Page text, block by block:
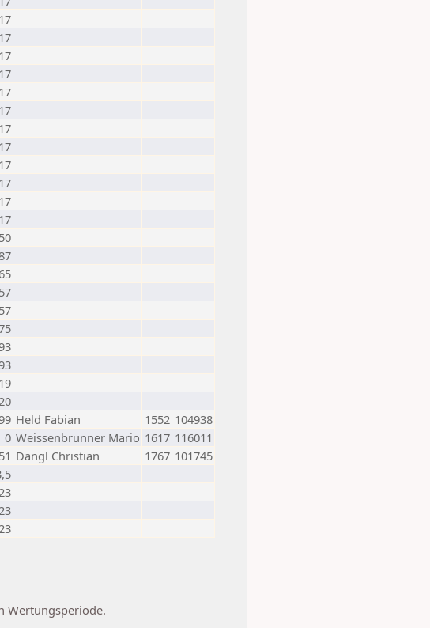
Held Fabian 1552 104938
0 Weissenbrunner Mario 1617 116011
Dangl Christian 1767 101745
Wertungsperiode.